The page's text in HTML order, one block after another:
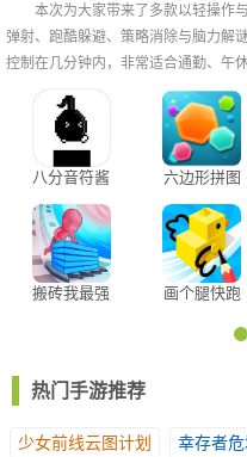
希望之火，群攻灼烧;
群体攻击与灼烧buff的搭配,使
3、持续伤害
堕落之龙，诅咒沉默 ;
本次为大家带来了多款以轻操作
弹射、跑酷躲避、策略消除与脑力解
控制在几分钟内，非常适合通勤、午
期轻松上手，后期逐步引入限时挑战
性，又提供循序渐进的成就感。
八分音符酱
六边形拼图
搬砖我最强
画个腿快跑
热门手游推荐
少女前线云图计划 幸存者